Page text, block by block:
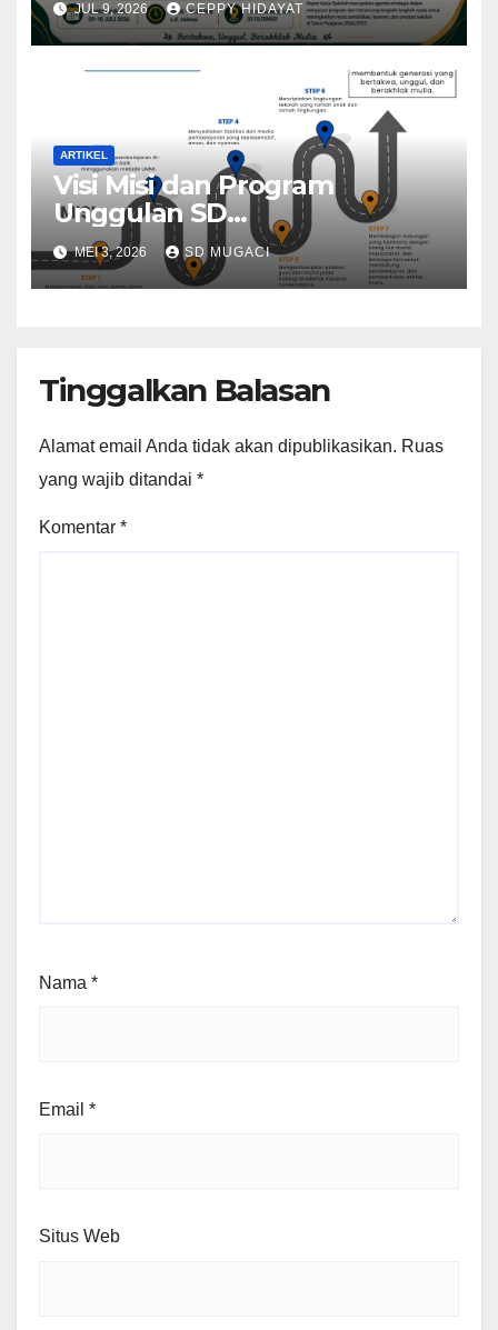
JUL 9, 2026 CEPPY HIDAYAT
ARTIKEL
Visi Misi dan Program
Unggulan SD
Muhammadiyah 03 Cileungsi
MEI 3, 2026 SD MUGACI
Tinggalkan Balasan
Alamat email Anda tidak akan dipublikasikan. Ruas
yang wajib ditandai *
Komentar *
Nama *
Email *
Situs Web